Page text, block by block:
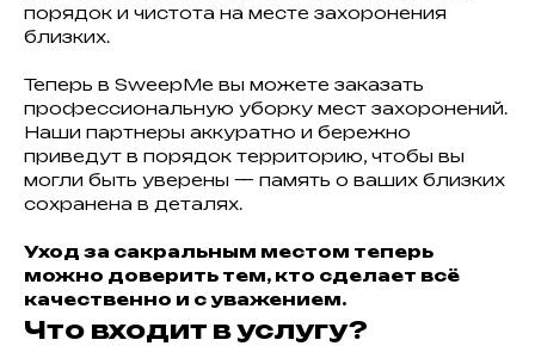
порядок и чистота на месте захоронения
близких.
Теперь в SweepMe вы можете заказать
профессиональную уборку мест захоронений.
Наши партнеры аккуратно и бережно
приведут в порядок территорию, чтобы вы
могли быть уверены — память о ваших близких
сохранена в деталях.
Уход за сакральным местом теперь
можно доверить тем, кто сделает всё
качественно и с уважением.
Что входит в услугу?